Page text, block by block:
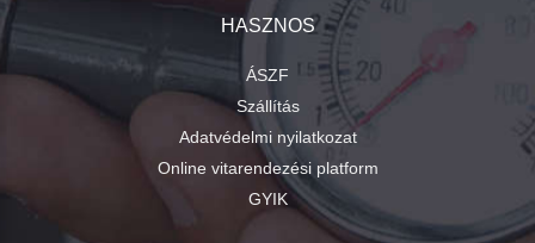
HASZNOS
ÁSZF
Szállítás
Adatvédelmi nyilatkozat
Online vitarendezési platform
GYIK